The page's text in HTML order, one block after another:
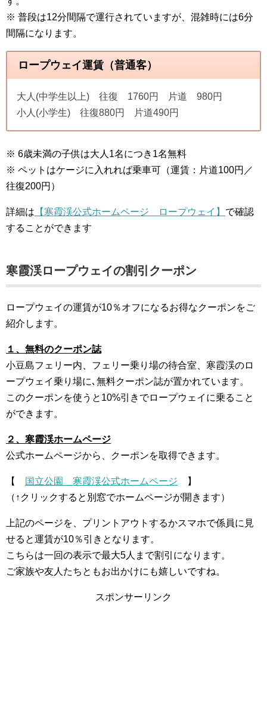
※ 普段は12分間隔で運行されていますが、混雑時には6分
間隔になります。
ロープウェイ運賃（普通客）
大人(中学生以上) 往復 1760円 片道 980円
小人(小学生) 往復880円 片道490円
※ 6歳未満の子供は大人1名につき1名無料
※ ペットはケージに入れれば乗車可（運賃：片道100円／
往復200円）
詳細は 【寒霞渓公式ホームページ ロープウェイ】 で確認
することができます
寒霞渓ロープウェイの割引クーポン
ロープウェイの運賃が10％オフになるお得なクーポンをご
紹介します。
１、無料のクーポン誌
小豆島フェリー内、フェリー乗り場の待合室、寒霞渓のロ
ープウェイ乗り場に､無料クーポン誌が置かれています。
このクーポンを使うと10%引きでロープウェイに乗ること
ができます。
２、寒霞渓ホームページ
公式ホームページから、クーポンを取得できます。
【 国立公園 寒霞渓公式ホームページ 】
（↑クリックすると別窓でホームページが開きます）
上記のページを、プリントアウトするかスマホで係員に見
せると運賃が10％引きとなります。
こちらは一回の表示で最大5人まで割引になります。
ご家族や友人たちともお出かけにも嬉しいですね。
スポンサーリンク